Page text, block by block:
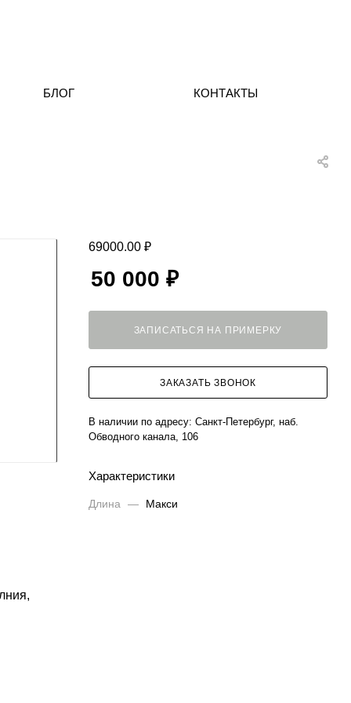
БЛОГ КОНТАКТЫ
69000.00 ₽
50 000 ₽
ЗАПИСАТЬСЯ НА ПРИМЕРКУ
ЗАКАЗАТЬ ЗВОНОК
В наличии по адресу: Санкт-Петербург, наб.
Обводного канала, 106
Характеристики
Длина — Макси